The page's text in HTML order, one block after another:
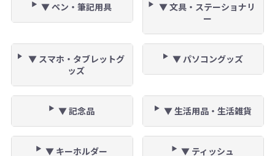
▼ ペン・筆記用具
▼ 文具・ステーショナリ
ー
▼ スマホ・タブレットグ
ッズ
▼ パソコングッズ
▼ 記念品 ▼ 生活用品・生活雑貨
▼ キーホルダー ▼ ティッシュ